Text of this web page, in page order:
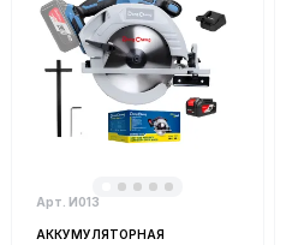
Арт. И013
АККУМУЛЯТОРНАЯ